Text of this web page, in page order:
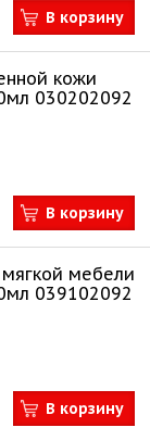
В корзину
кожи
030202092
В корзину
мебели
039102092
В корзину